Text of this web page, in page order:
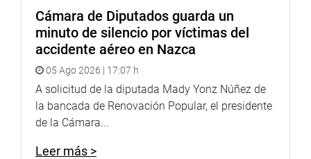
Cámara de Diputados guarda un
minuto de silencio por víctimas del
accidente aéreo en Nazca
05 Ago 2026 | 17:07 h
A solicitud de la diputada Mady Yonz Núñez de
la bancada de Renovación Popular, el presidente
de la Cámara...
Leer más >